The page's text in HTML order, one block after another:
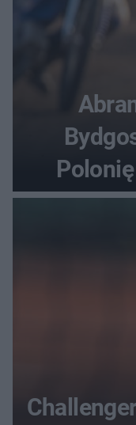
Polonię